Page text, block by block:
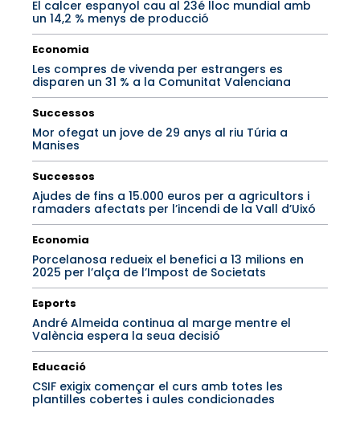
El calcer espanyol cau al 23é lloc mundial amb
un 14,2 % menys de producció
Economia
Les compres de vivenda per estrangers es
disparen un 31 % a la Comunitat Valenciana
Successos
Mor ofegat un jove de 29 anys al riu Túria a
Manises
Successos
Ajudes de fins a 15.000 euros per a agricultors i
ramaders afectats per l’incendi de la Vall d’Uixó
Economia
Porcelanosa redueix el benefici a 13 milions en
2025 per l’alça de l’Impost de Societats
Esports
André Almeida continua al marge mentre el
València espera la seua decisió
Educació
CSIF exigix començar el curs amb totes les
plantilles cobertes i aules condicionades